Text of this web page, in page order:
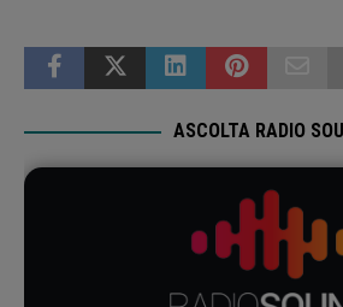
ASCOLTA RADIO